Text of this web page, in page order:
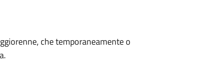
che temporaneamente o